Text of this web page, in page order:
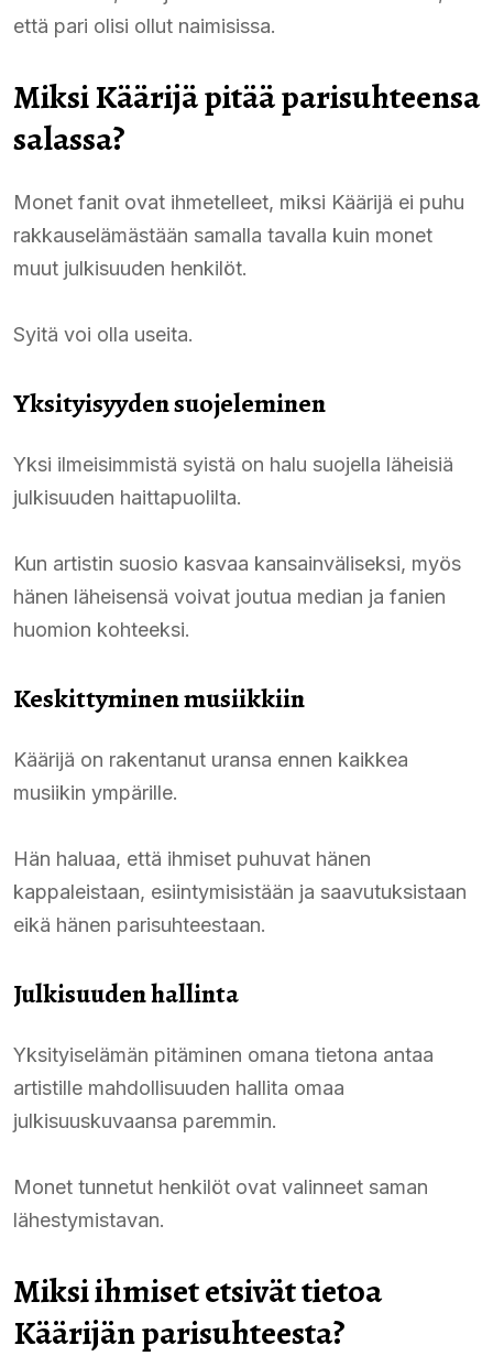
että pari olisi ollut naimisissa.
Miksi Käärijä pitää parisuhteensa
salassa?
Monet fanit ovat ihmetelleet, miksi Käärijä ei puhu
rakkauselämästään samalla tavalla kuin monet
muut julkisuuden henkilöt.
Syitä voi olla useita.
Yksityisyyden suojeleminen
Yksi ilmeisimmistä syistä on halu suojella läheisiä
julkisuuden haittapuolilta.
Kun artistin suosio kasvaa kansainväliseksi, myös
hänen läheisensä voivat joutua median ja fanien
huomion kohteeksi.
Keskittyminen musiikkiin
Käärijä on rakentanut uransa ennen kaikkea
musiikin ympärille.
Hän haluaa, että ihmiset puhuvat hänen
kappaleistaan, esiintymisistään ja saavutuksistaan
eikä hänen parisuhteestaan.
Julkisuuden hallinta
Yksityiselämän pitäminen omana tietona antaa
artistille mahdollisuuden hallita omaa
julkisuuskuvaansa paremmin.
Monet tunnetut henkilöt ovat valinneet saman
lähestymistavan.
Miksi ihmiset etsivät tietoa
Käärijän parisuhteesta?